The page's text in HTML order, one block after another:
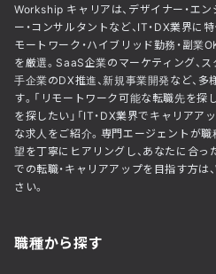
Workship キャリアは、デザイナー・エン
ー・コンサルタントなど、IT・DX業界に
モートワーク・ハイブリッド勤務・副業
を厳選。SaaS企業のマーケティング、
手企業のDX推進、新規事業開発など、
す。「リモートワーク可能な転職先を探
を探したい」「IT・DX業界でキャリアア
な求人をご紹介。専門エージェントが職
望を丁寧にヒアリングし、あなたに合っ
での転職・キャリアアップを目指す方
さい。
職種から探す